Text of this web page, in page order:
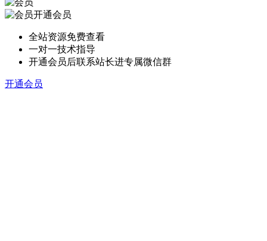
开通会员
全站资源免费查看
一对一技术指导
开通会员后联系站长进专属微信群
开通会员